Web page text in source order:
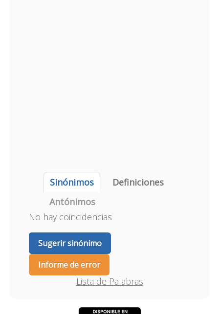
Sinónimos
Definiciones
Antónimos
No hay coincidencias
Sugerir sinónimo
Informe de error
Lista de Palabras